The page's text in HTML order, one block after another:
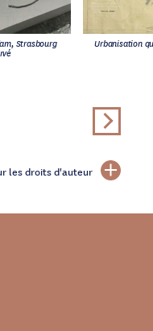
Strasbourg Urbanisation
les droits d'auteur